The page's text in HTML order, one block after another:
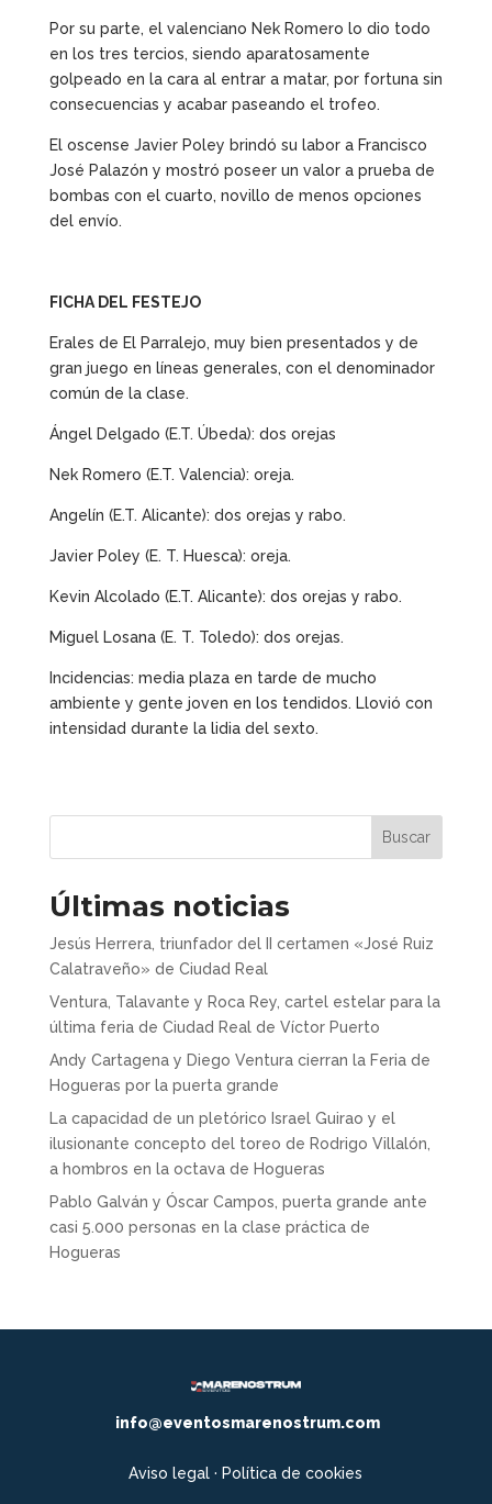
Por su parte, el valenciano Nek Romero lo dio todo
en los tres tercios, siendo aparatosamente
golpeado en la cara al entrar a matar, por fortuna sin
consecuencias y acabar paseando el trofeo.
El oscense Javier Poley brindó su labor a Francisco
José Palazón y mostró poseer un valor a prueba de
bombas con el cuarto, novillo de menos opciones
del envío.
FICHA DEL FESTEJO
Erales de El Parralejo, muy bien presentados y de
gran juego en líneas generales, con el denominador
común de la clase.
Ángel Delgado (E.T. Úbeda): dos orejas
Nek Romero (E.T. Valencia): oreja.
Angelín (E.T. Alicante): dos orejas y rabo.
Javier Poley (E. T. Huesca): oreja.
Kevin Alcolado (E.T. Alicante): dos orejas y rabo.
Miguel Losana (E. T. Toledo): dos orejas.
Incidencias: media plaza en tarde de mucho
ambiente y gente joven en los tendidos. Llovió con
intensidad durante la lidia del sexto.
Buscar
Últimas noticias
Jesús Herrera, triunfador del II certamen «José Ruiz
Calatraveño» de Ciudad Real
Ventura, Talavante y Roca Rey, cartel estelar para la
última feria de Ciudad Real de Víctor Puerto
Andy Cartagena y Diego Ventura cierran la Feria de
Hogueras por la puerta grande
La capacidad de un pletórico Israel Guirao y el
ilusionante concepto del toreo de Rodrigo Villalón,
a hombros en la octava de Hogueras
Pablo Galván y Óscar Campos, puerta grande ante
casi 5.000 personas en la clase práctica de
Hogueras
info@eventosmarenostrum.com
Aviso legal · Política de cookies